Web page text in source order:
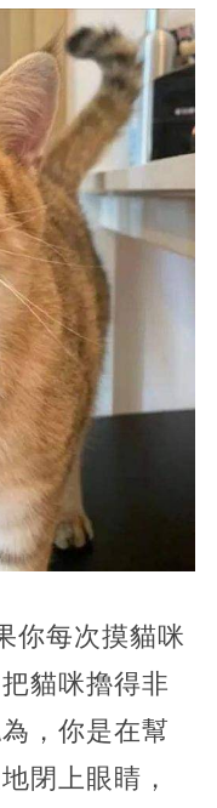
你每次摸貓咪
貓咪擼得非
，你是在幫
閉上眼睛，